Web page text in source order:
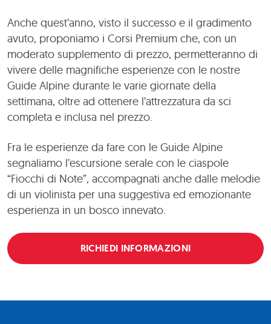
Anche quest’anno, visto il successo e il gradimento
avuto, proponiamo i Corsi Premium che, con un
moderato supplemento di prezzo, permetteranno di
vivere delle magnifiche esperienze con le nostre
Guide Alpine durante le varie giornate della
settimana, oltre ad ottenere l’attrezzatura da sci
completa e inclusa nel prezzo.
Fra le esperienze da fare con le Guide Alpine
segnaliamo l’escursione serale con le ciaspole
“Fiocchi di Note”, accompagnati anche dalle melodie
di un violinista per una suggestiva ed emozionante
esperienza in un bosco innevato.
RICHIEDI INFORMAZIONI